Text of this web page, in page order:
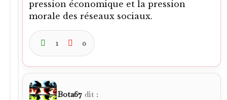
pression économique et la pression
morale des réseaux sociaux.
1 0
Bota67 dit :